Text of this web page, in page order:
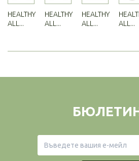
HEALTHY
ALL...
HEALTHY
ALL...
HEALTHY
ALL...
ALL...